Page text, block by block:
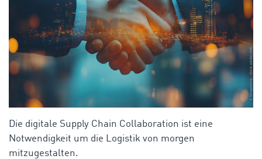
Die digitale Supply Chain Collaboration ist eine
Notwendigkeit um die Logistik von morgen
mitzugestalten.